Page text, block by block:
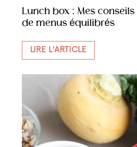
Lunch box : Mes
de menus équilibrés
LIRE L'ARTICLE